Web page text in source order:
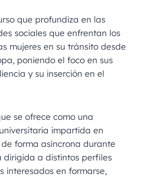
que profundiza en las
sociales que enfrentan los
mujeres en su tránsito desde
poniendo el foco en sus
y su inserción en el
se ofrece como una
impartida en
forma asíncrona durante
dirigida a distintos perfiles
interesados en formarse,